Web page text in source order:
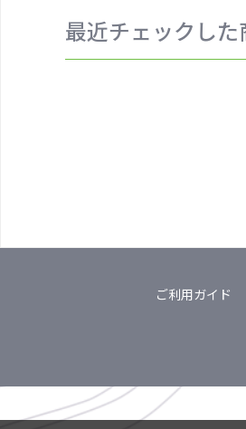
最近チェックした
ご利用ガイド